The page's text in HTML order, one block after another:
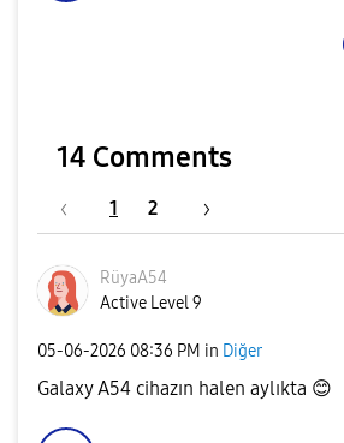
14 Comments
1 2
RüyaA54
Active Level 9
‎05-06-2026 08:36 PM in Diğer
Galaxy A54 cihazın halen aylıkta 😊